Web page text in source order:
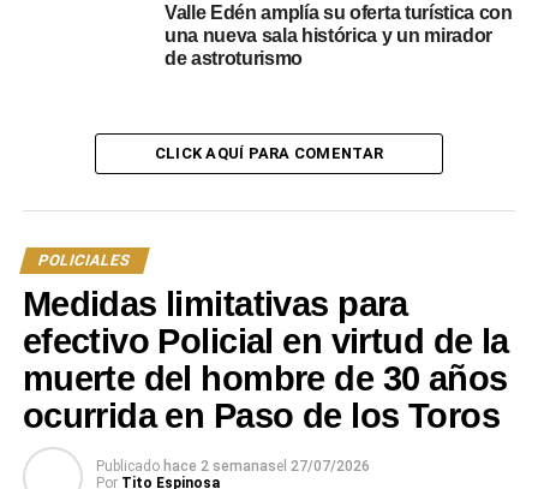
Foto donde están Vanina
Ménedez y Cley Espinosa
La versión oficial inicial del incidente apuntaba a un
suicidio. Sin embargo, la familia Méndez ha sostenido
desde el comienzo sus dudas sobre esta conclusión,
apoyándose en el hecho de que Pablo no había
manifestado ideas de autoeliminación previamente y en
testimonios que indican un deterioro de su estado
emocional debido al encierro. Además, se reportó que el
Valle Edén amplía su oferta turística con
una nueva sala histórica y un mirador
de astroturismo
CLICK AQUÍ PARA COMENTAR
POLICIALES
Medidas limitativas para
efectivo Policial en virtud de la
muerte del hombre de 30 años
ocurrida en Paso de los Toros
Publicado hace 2 semanasel 27/07/2026
Por Tito Espinosa